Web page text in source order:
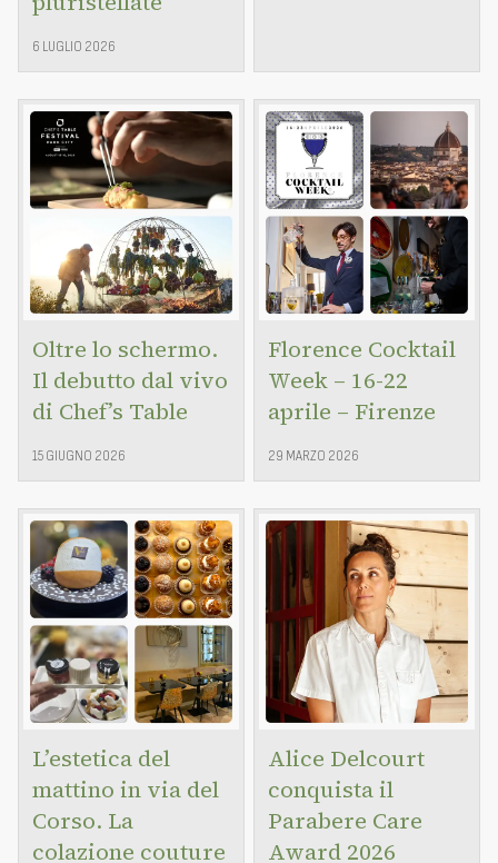
6 LUGLIO 2026
Oltre lo schermo.
Il debutto dal vivo
di Chef’s Table
15 GIUGNO 2026
Florence Cocktail
Week – 16-22
aprile – Firenze
29 MARZO 2026
L’estetica del
mattino in via del
Corso. La
colazione couture
Alice Delcourt
conquista il
Parabere Care
Award 2026